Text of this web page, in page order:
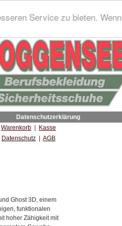
Service zu bieten. Wenn
Datenschutzerklärung
Warenkorb
Kasse
Datenschutz AGB
Ghost 3D, einem
funktionalen
hoher Zähigkeit mit